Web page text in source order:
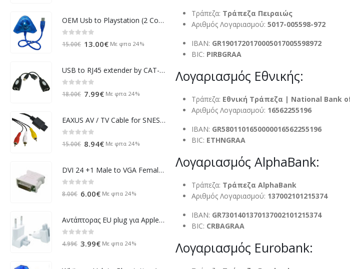
Τράπεζα: Τράπεζα Πειραιώς
Αριθμός Λογαριασμού: 5017-005598-972
IBAN: GR1901720170005017005598972
BIC: PIRBGRAA
Λογαριασμός Εθνικής:
Τράπεζα: Εθνική Τράπεζα | National Bank
Αριθμός Λογαριασμού: 16562255196
IBAN: GR5801101650000016562255196
BIC: ETHNGRAA
Λογαριασμός AlphaBank:
Τράπεζα: Τράπεζα AlphaBank
Αριθμός Λογαριασμού: 137002101215374
IBAN: GR7301401370137002101215374
BIC: CRBAGRAA
Λογαριασμός Eurobank:
είναι:
OEM Usb to Playstation (2 Controllers ps2 for play with Pc)
15.00€ Original
15.00€.
13.00€ΗΜε φπα 24%
USB to RJ45 extender by CAT-5E cable 50m (Bulk)
18.00€ Original
7.99€ΗΜε φπα 24%
EAXUS AV / TV Cable for SNES, N64, NGC, Super Nintendo, Gamecube
15.00€ Original
8.94€ΗΜε φπα 24%
DVI 24 +1 Male to VGA Female Adapter
8.00€ Original
8.00€.
6.00€Η
είναι:
Με φπα 24%
Αντάπτορας EU plug για Apple, DeTech - 18206
4.99€ Original
3.99€ΗΜε φπα 24%